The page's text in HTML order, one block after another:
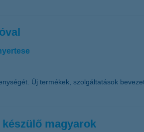
Új termékek, szolgáltatások
magyarok